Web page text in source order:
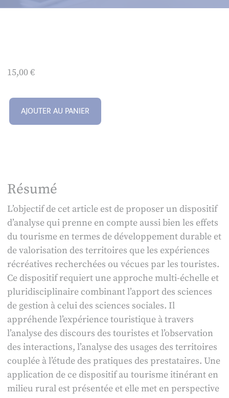
15,00€
AJOUTER AU PANIER
Résumé
L’objectif de cet article est de proposer un dispositif
d’analyse qui prenne en compte aussi bien les effets
du tourisme en termes de développement durable et
de valorisation des territoires que les expériences
récréatives recherchées ou vécues par les touristes.
Ce dispositif requiert une approche multi-échelle et
pluridisciplinaire combinant l’apport des sciences
de gestion à celui des sciences sociales. Il
appréhende l’expérience touristique à travers
l’analyse des discours des touristes et l’observation
des interactions, l’analyse des usages des territoires
couplée à l’étude des pratiques des prestataires. Une
application de ce dispositif au tourisme itinérant en
milieu rural est présentée et elle met en perspective